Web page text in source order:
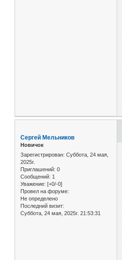
Сергей Мельников
Новичок
Зарегистрирован: Суббота, 24 мая,
2025г.
Приглашений: 0
Сообщений: 1
Уважение: [+0/-0]
Провел на форуме:
Не определено
Последний визит:
Суббота, 24 мая, 2025г. 21:53:31